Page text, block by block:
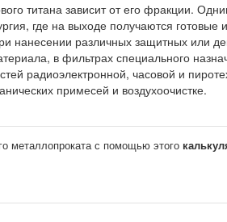
титана зависит от его фракции.
где на выходе получаются готовые
нанесении различных защитных или
в фильтрах специального
радиоэлектронной, часовой и
примесей и воздухоочистке.
металлопроката с помощью этого